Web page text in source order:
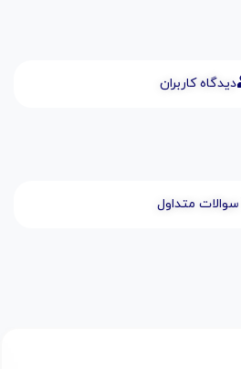
دیدگاه کاربران
سوالات متداول